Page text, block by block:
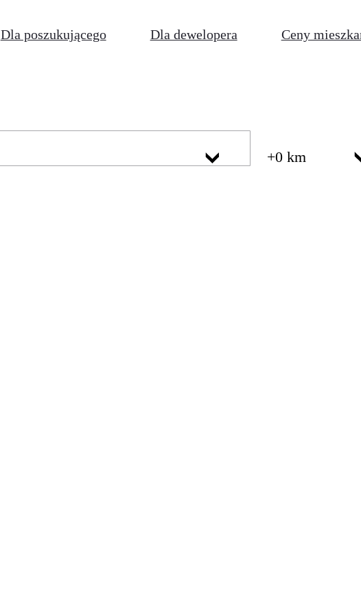
Dla poszukującego Dla dewelopera Ceny
+0 km